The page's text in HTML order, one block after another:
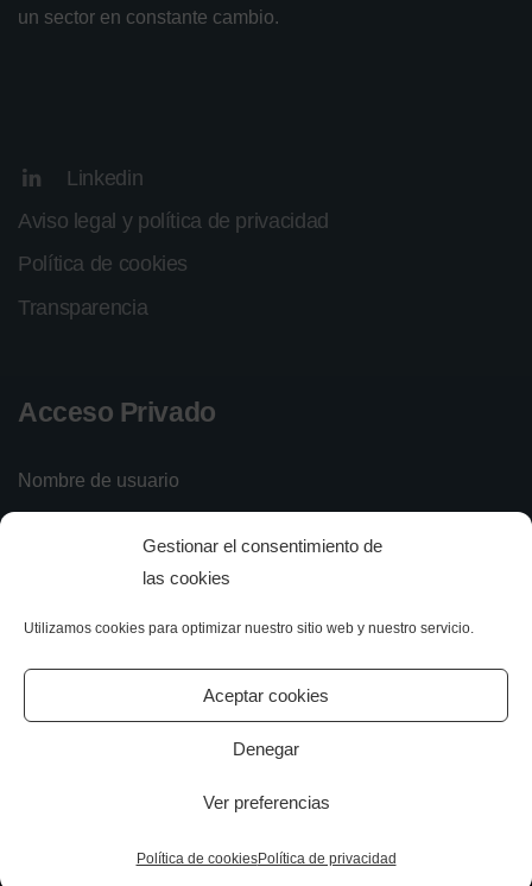
Gestionar el consentimiento de
las cookies
Utilizamos cookies para optimizar nuestro sitio web y nuestro servicio.
Aceptar cookies
Denegar
Ver preferencias
Política de cookiesPolítica de privacidad
un sector en constante cambio.
Linkedin
Aviso legal y política de privacidad
Política de cookies
Transparencia
Acceso Privado
Nombre de usuario
Olvidé mi contraseña